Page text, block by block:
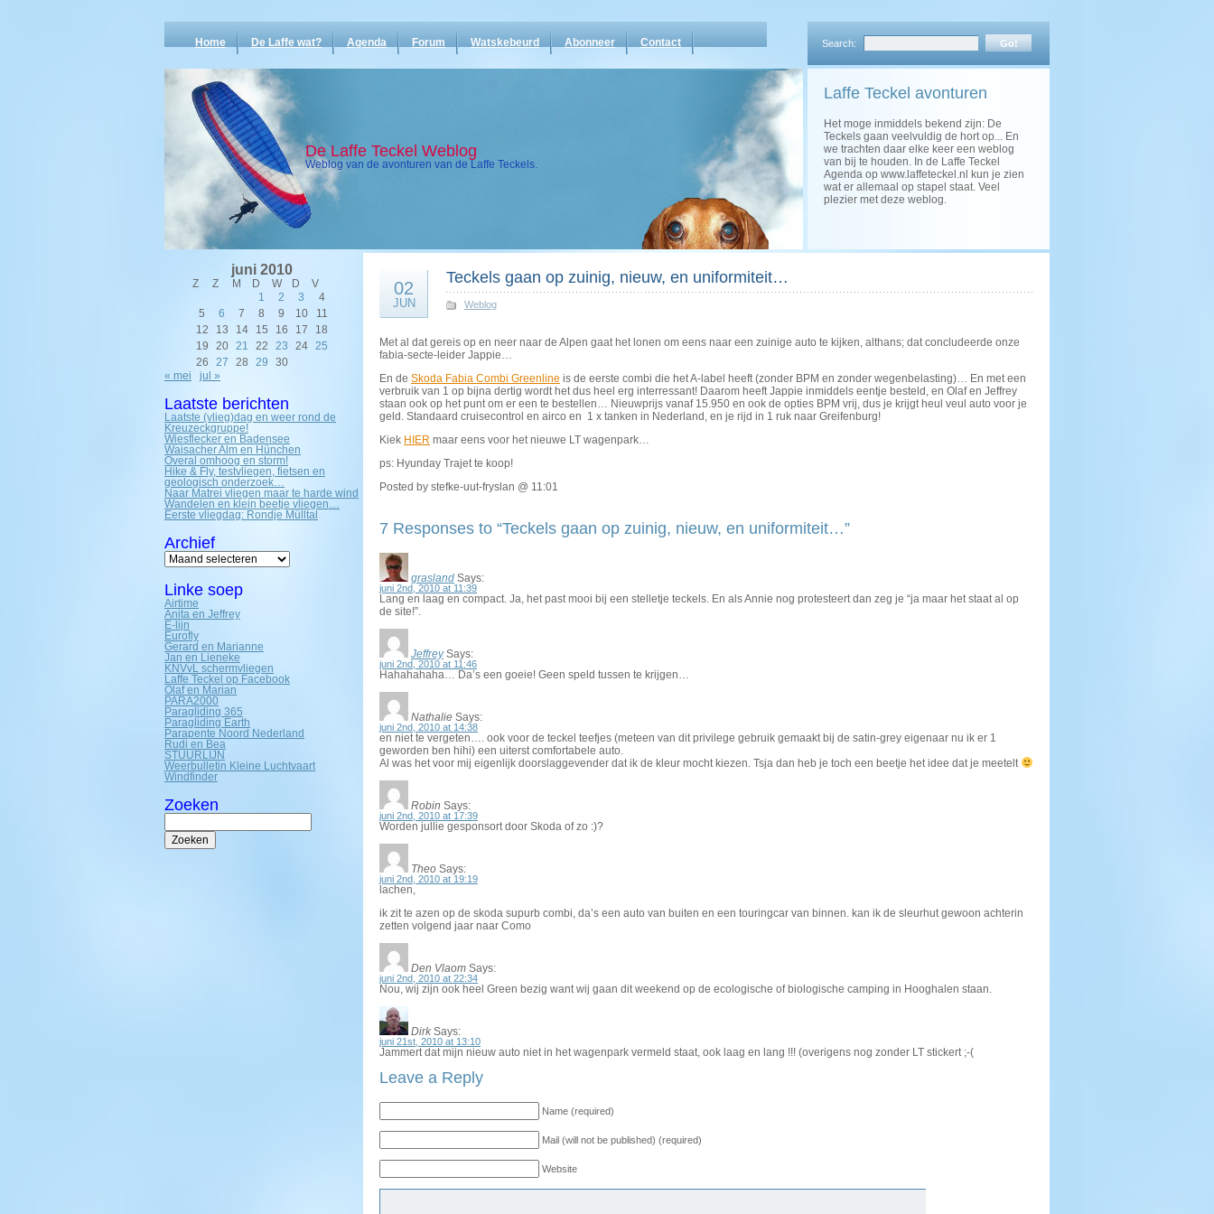
Home De Laffe wat? Agenda Forum Watskebeurd Abonneer Contact Search:
De Laffe Teckel Weblog
Weblog van de avonturen van de Laffe Teckels.
Laffe Teckel avonturen
Het moge inmiddels bekend zijn: De
Teckels gaan veelvuldig de hort op... En
we trachten daar elke keer een weblog
van bij te houden. In de Laffe Teckel
Agenda op www.laffeteckel.nl kun je zien
wat er allemaal op stapel staat. Veel
plezier met deze weblog.
juni 2010
Z Z M D W D
V
1
2 3
4
5
6 7 8 9 10
11
12
13 14 15 16 17
18
19
20 21 22 23 24
25
26
27 28 29
30
« mei
jul »
Laatste berichten
Laatste (vlieg)dag en weer rond de
Kreuzeckgruppe!
Wiesflecker en Badensee
Waisacher Alm en Hünchen
Overal omhoog en storm!
Hike & Fly, testvliegen, fietsen en
geologisch onderzoek…
Naar Matrei vliegen maar te harde wind
Wandelen en klein beetje vliegen…
Eerste vliegdag: Rondje Mülltal
Archief
Archief
Linke soep
Airtime
Anita en Jeffrey
E-lijn
Eurofly
Gerard en Marianne
Jan en Lieneke
KNVvL schermvliegen
Laffe Teckel op Facebook
Olaf en Marian
PARA2000
Paragliding 365
Paragliding Earth
Parapente Noord Nederland
Rudi en Bea
STUURLIJN
Weerbulletin Kleine Luchtvaart
Windfinder
Zoeken
Zoeken
naar:
02
JUN
Teckels gaan op zuinig, nieuw, en uniformiteit…
Weblog
Met al dat gereis op en neer naar de Alpen gaat het lonen om eens naar een zuinige auto te kijken, althans; dat concludeerde onze
fabia-secte-leider Jappie…
En de Skoda Fabia Combi Greenline is de eerste combi die het A-label heeft (zonder BPM en zonder wegenbelasting)… En met een
verbruik van 1 op bijna dertig wordt het dus heel erg interressant! Daarom heeft Jappie inmiddels eentje besteld, en Olaf en Jeffrey
staan ook op het punt om er een te bestellen… Nieuwprijs vanaf 15.950 en ook de opties BPM vrij, dus je krijgt heul veul auto voor je
geld. Standaard cruisecontrol en airco en 1 x tanken in Nederland, en je rijd in 1 ruk naar Greifenburg!
Kiek HIER maar eens voor het nieuwe LT wagenpark…
ps: Hyunday Trajet te koop!
Posted by stefke-uut-fryslan @ 11:01
7 Responses to “Teckels gaan op zuinig, nieuw, en uniformiteit…”
grasland Says:
juni 2nd, 2010 at 11:39
Lang en laag en compact. Ja, het past mooi bij een stelletje teckels. En als Annie nog protesteert dan zeg je “ja maar het staat al op
de site!”.
JeffreySays:
juni 2nd, 2010 at 11:46
Hahahahaha… Da’s een goeie! Geen speld tussen te krijgen…
Nathalie Says:
juni 2nd, 2010 at 14:38
en niet te vergeten…. ook voor de teckel teefjes (meteen van dit privilege gebruik gemaakt bij de satin-grey eigenaar nu ik er 1
geworden ben hihi) een uiterst comfortabele auto.
Al was het voor mij eigenlijk doorslaggevender dat ik de kleur mocht kiezen. Tsja dan heb je toch een beetje het idee dat je meetelt
Robin Says:
juni 2nd, 2010 at 17:39
Worden jullie gesponsort door Skoda of zo :)?
Theo Says:
juni 2nd, 2010 at 19:19
lachen,
ik zit te azen op de skoda supurb combi, da’s een auto van buiten en een touringcar van binnen. kan ik de sleurhut gewoon achterin
zetten volgend jaar naar Como
Den Vlaom Says:
juni 2nd, 2010 at 22:34
Nou, wij zijn ook heel Green bezig want wij gaan dit weekend op de ecologische of biologische camping in Hooghalen staan.
Dirk Says:
juni 21st, 2010 at 13:10
Jammert dat mijn nieuw auto niet in het wagenpark vermeld staat, ook laag en lang !!! (overigens nog zonder LT stickert ;-(
Leave a Reply
Name (required)
Mail (will not be published) (required)
Website